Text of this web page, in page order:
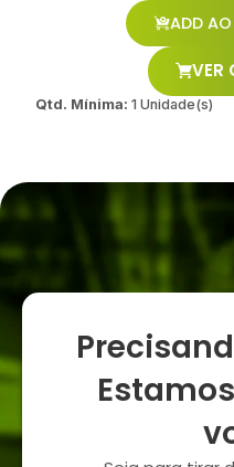
ADD
VER
Qtd. Mínima: 1 Unidade(s)